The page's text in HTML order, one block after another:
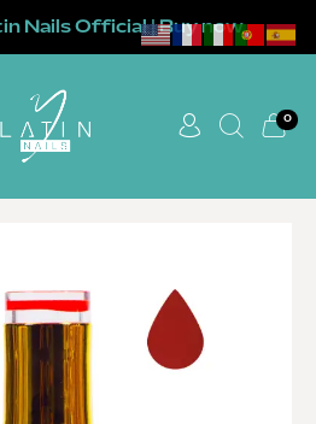
Nails Official | Buy now
0